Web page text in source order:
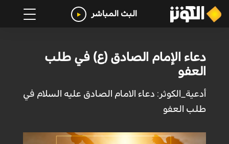
البث المباشر
دعاء الإمام الصادق (ع) في طلب
العفو
أدعية_الكوثر: دعاء الامام الصادق عليه السلام في
طلب العفو